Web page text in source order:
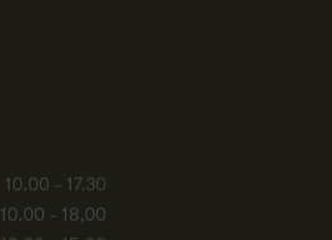
10.00 - 17.30
10.00 - 18,00